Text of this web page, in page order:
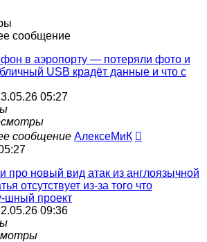
сообщение
в аэропорту — потеряли фото и
USB крадёт данные и что с
05:27
сообщение АлексеМиК
про новый вид атак из англоязычной
отсутствует из-за того что
шный проект
09:36